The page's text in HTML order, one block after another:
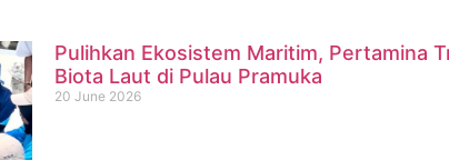
Pulihkan Ekosistem Maritim, Pertamina
Biota Laut di Pulau Pramuka
20 June 2026